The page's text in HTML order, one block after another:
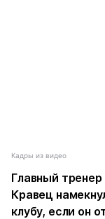
Кадры из видео
Главный
Кравец
клубу, если он